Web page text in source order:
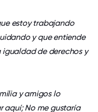
estoy trabajando
y que entiende
de derechos y
y amigos lo
aquí; No me gustaría